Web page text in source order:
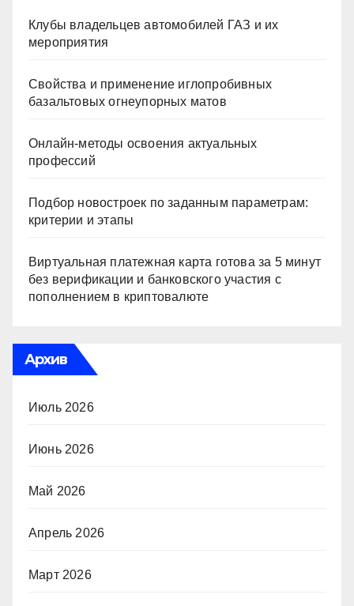
Клубы владельцев автомобилей ГАЗ и их
мероприятия
Свойства и применение иглопробивных
базальтовых огнеупорных матов
Онлайн-методы освоения актуальных
профессий
Подбор новостроек по заданным параметрам:
критерии и этапы
Виртуальная платежная карта готова за 5 минут
без верификации и банковского участия с
пополнением в криптовалюте
Архив
Июль 2026
Июнь 2026
Май 2026
Апрель 2026
Март 2026